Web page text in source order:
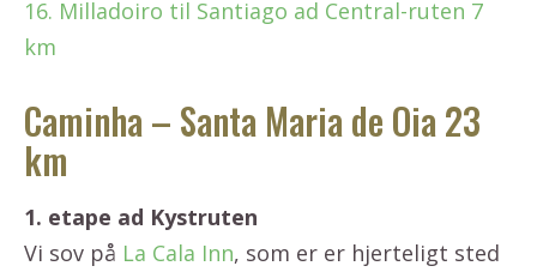
16. Milladoiro til Santiago ad Central-ruten 7
km
Caminha – Santa Maria de Oia 23
km
1. etape ad Kystruten
Vi sov på La Cala Inn, som er er hjerteligt sted